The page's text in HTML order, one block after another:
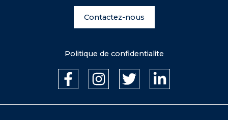
Contactez-nous
Politique de confidentialite